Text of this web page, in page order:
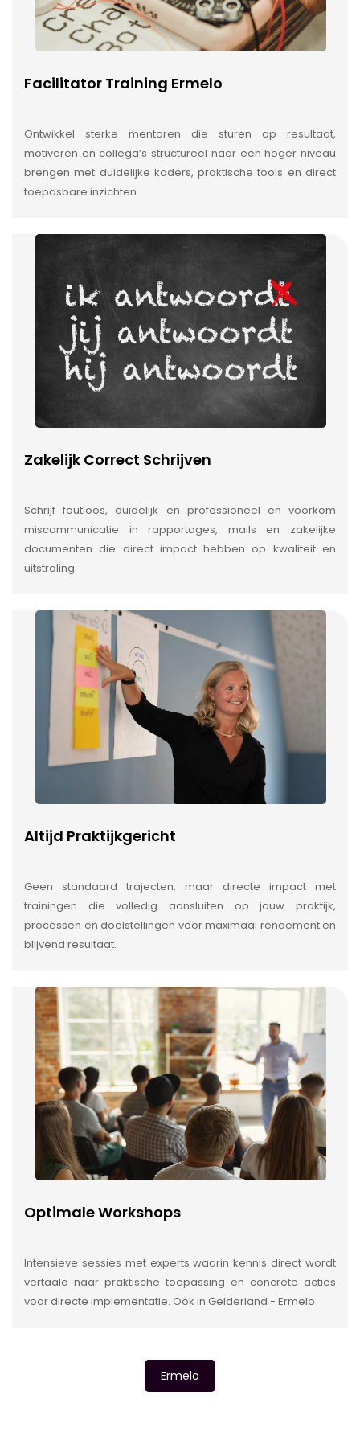
Facilitator Training Ermelo
Ontwikkel sterke mentoren die sturen op resultaat,
motiveren en collega’s structureel naar een hoger niveau
brengen met duidelijke kaders, praktische tools en direct
toepasbare inzichten.
Zakelijk Correct Schrijven
Schrijf foutloos, duidelijk en professioneel en voorkom
miscommunicatie in rapportages, mails en zakelijke
documenten die direct impact hebben op kwaliteit en
uitstraling.
Altijd Praktijkgericht
Geen standaard trajecten, maar directe impact met
trainingen die volledig aansluiten op jouw praktijk,
processen en doelstellingen voor maximaal rendement en
blijvend resultaat.
Optimale Workshops
Intensieve sessies met experts waarin kennis direct wordt
vertaald naar praktische toepassing en concrete acties
voor directe implementatie. Ook in Gelderland - Ermelo
Ermelo